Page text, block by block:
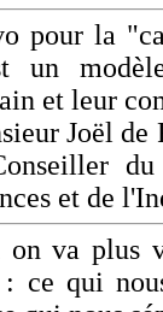
pour la
un
et leur
Joël de
et de
on va plus
ce qui